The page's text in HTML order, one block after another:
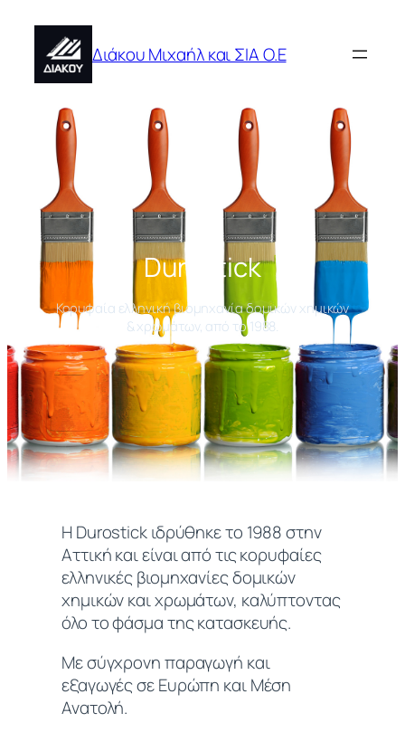
περιεχόμενοΔιάκου Μιχαήλ και ΣΙΑ Ο.Ε
Durostick
Κορυφαία ελληνική βιομηχανία δομικών χημικών
& χρωμάτων, από το 1988.
Η Durostick ιδρύθηκε το 1988 στην
Αττική και είναι από τις κορυφαίες
ελληνικές βιομηχανίες δομικών
χημικών και χρωμάτων, καλύπτοντας
όλο το φάσμα της κατασκευής.
Με σύγχρονη παραγωγή και
εξαγωγές σε Ευρώπη και Μέση
Ανατολή.